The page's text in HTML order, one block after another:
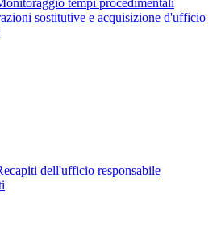
tempi procedimentali
sostitutive e acquisizione d'ufficio
dell'ufficio responsabile